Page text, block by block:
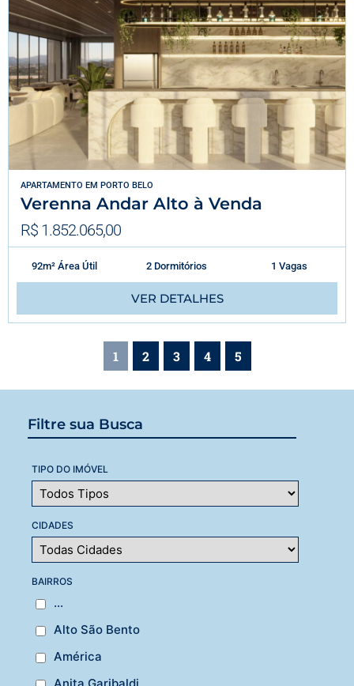
Filtre sua Busca
TIPO DO IMÓVEL
CIDADES
BAIRROS
...
Alto São Bento
América
APARTAMENTO EM PORTO BELO
Verenna Andar Alto à Venda
R$ 1.852.065,00
92m² Área Útil 2 Dormitórios 1 Vagas
VER DETALHES
1 2 3 4 5